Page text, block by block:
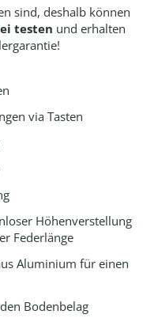
sind, deshalb können
testen und erhalten
via Tasten
Höhenverstellung
Federlänge
Aluminium für einen
Bodenbelag